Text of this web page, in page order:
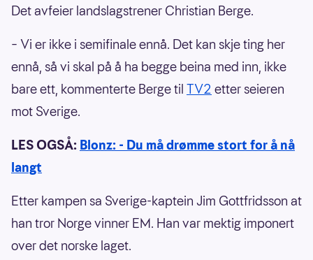
Det avfeier landslagstrener Christian Berge.
– Vi er ikke i semifinale ennå. Det kan skje ting her
ennå, så vi skal på å ha begge beina med inn, ikke
bare ett, kommenterte Berge til TV2 etter seieren
mot Sverige.
LES OGSÅ: Blonz: - Du må drømme stort for å nå
langt
Etter kampen sa Sverige-kaptein Jim Gottfridsson at
han tror Norge vinner EM. Han var mektig imponert
over det norske laget.